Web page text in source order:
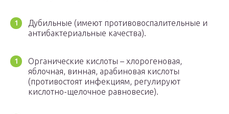
Дубильные (имеют противовоспалительные и
антибактериальные качества).
Органические кислоты – хлорогеновая,
яблочная, винная, арабиновая кислоты
(противостоят инфекциям, регулируют
кислотно-щелочное равновесие).